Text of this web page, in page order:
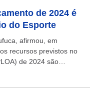
de 2024 é
do Esporte
afirmou, em
recursos previstos no
de 2024 são